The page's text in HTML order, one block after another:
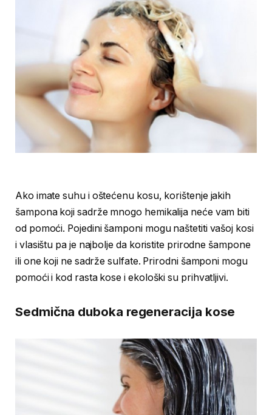
Ako imate suhu i oštećenu kosu, korištenje jakih
šampona koji sadrže mnogo hemikalija neće vam biti
od pomoći. Pojedini šamponi mogu naštetiti vašoj kosi
i vlasištu pa je najbolje da koristite prirodne šampone
ili one koji ne sadrže sulfate. Prirodni šamponi mogu
pomoći i kod rasta kose i ekološki su prihvatljivi.
Sedmična duboka regeneracija kose